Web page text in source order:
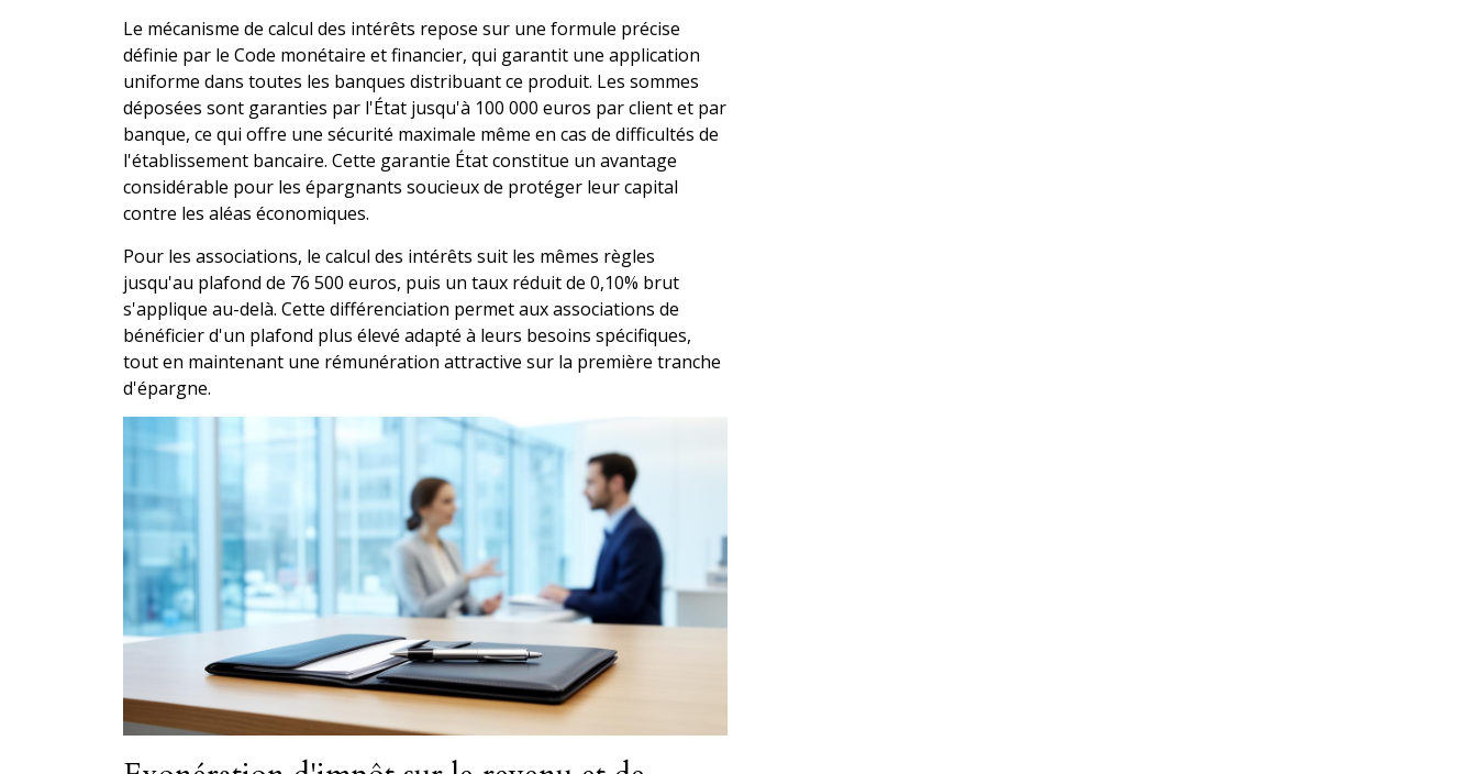
Le mécanisme de calcul des intérêts repose sur une formule précise
définie par le Code monétaire et financier, qui garantit une application
uniforme dans toutes les banques distribuant ce produit. Les sommes
déposées sont garanties par l'État jusqu'à 100 000 euros par client et par
banque, ce qui offre une sécurité maximale même en cas de difficultés de
l'établissement bancaire. Cette garantie État constitue un avantage
considérable pour les épargnants soucieux de protéger leur capital
contre les aléas économiques.
Pour les associations, le calcul des intérêts suit les mêmes règles
jusqu'au plafond de 76 500 euros, puis un taux réduit de 0,10% brut
s'applique au-delà. Cette différenciation permet aux associations de
bénéficier d'un plafond plus élevé adapté à leurs besoins spécifiques,
tout en maintenant une rémunération attractive sur la première tranche
d'épargne.